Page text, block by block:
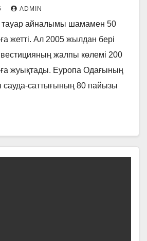
ADMIN
тауар айналымы шамамен 50
жетті. Ал 2005 жылдан бері
жалпы көлемі 200
жуықтады. Еуропа Одағының
саттығының 80 пайызы